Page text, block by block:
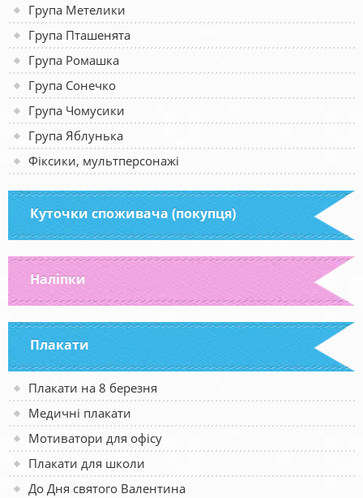
Група Метелики
Група Пташенята
Група Ромашка
Група Сонечко
Група Чомусики
Група Яблунька
Фіксики, мультперсонажі
Куточки споживача (покупця)
Наліпки
Плакати
Плакати на 8 березня
Медичні плакати
Мотиватори для офісу
Плакати для школи
До Дня святого Валентина